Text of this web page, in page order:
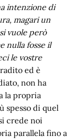
intenzione di
magari un
vuole però
nulla fosse il
le vostre
ed è
non ha
la propria
spesso di quel
crede noi
parallela fino a